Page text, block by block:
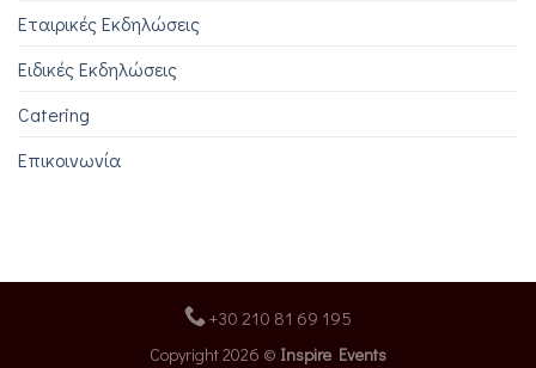
Εταιρικές Εκδηλώσεις
Ειδικές Εκδηλώσεις
Catering
Επικοινωνία
+30 210 81 69 195
Copyright 2026 © Inspire Events